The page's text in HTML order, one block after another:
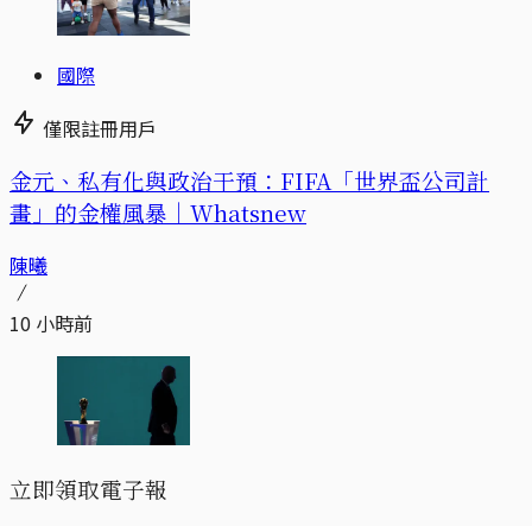
國際
僅限註冊用戶
金元、私有化與政治干預：FIFA「世界盃公司計
畫」的金權風暴｜Whatsnew
陳曦
10 小時前
立即領取電子報